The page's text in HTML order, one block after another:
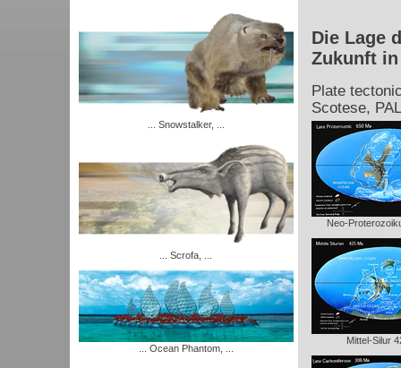
... Snowstalker, ...
... Scrofa, ...
... Ocean Phantom, ...
Die Lage
Zukunft
Plate
Scotese,
Neo-
Mittel-Silur